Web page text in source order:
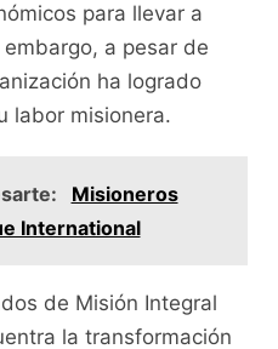
para llevar a
a pesar de
ha logrado
labor misionera.
Misioneros
International
de Misión Integral
la transformación